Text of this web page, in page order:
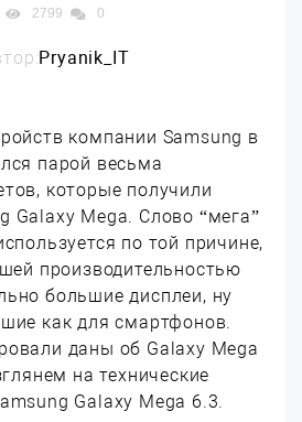
2799 0
Pryanik_IT
компании Samsung в
парой весьма
которые получили
Galaxy Mega. Слово “мега”
по той причине,
производительностью
большие дисплеи, ну
как для смартфонов.
даны об Galaxy Mega
на технические
Galaxy Mega 6.3.